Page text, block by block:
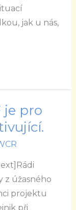
jak u nás,
je pro
z úžasného
projektu
při